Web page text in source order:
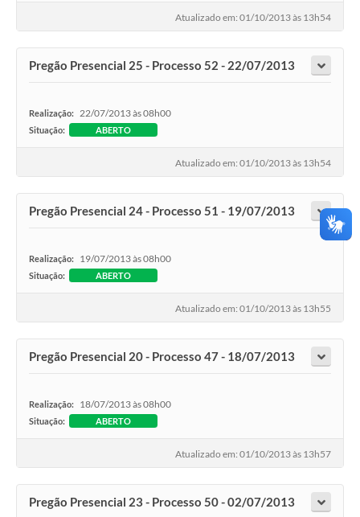
Atualizado em: 01/10/2013 às 13h54
Pregão Presencial 25 - Processo 52 - 22/07/2013
Realização: 22/07/2013 às 08h00
Situação: ABERTO
Atualizado em: 01/10/2013 às 13h54
Pregão Presencial 24 - Processo 51 - 19/07/2013
Realização: 19/07/2013 às 08h00
Situação: ABERTO
Atualizado em: 01/10/2013 às 13h55
Pregão Presencial 20 - Processo 47 - 18/07/2013
Realização: 18/07/2013 às 08h00
Situação: ABERTO
Atualizado em: 01/10/2013 às 13h57
Pregão Presencial 23 - Processo 50 - 02/07/2013